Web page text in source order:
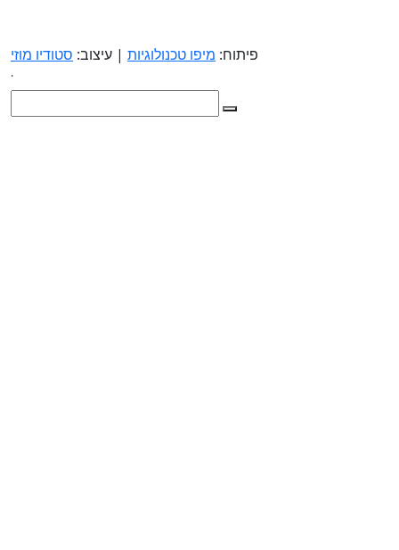
פיתוח: מיפו טכנולוגיות | עיצוב: סטודיו מוזי
.